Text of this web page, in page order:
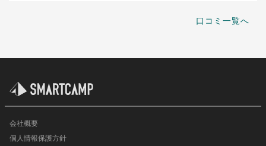
口コミ一覧へ
会社概要
個人情報保護方針